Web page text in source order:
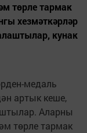
төрле тармак
хезмәткәрләр
кунак
медаль
артык кеше,
Аларны
төрле тармак